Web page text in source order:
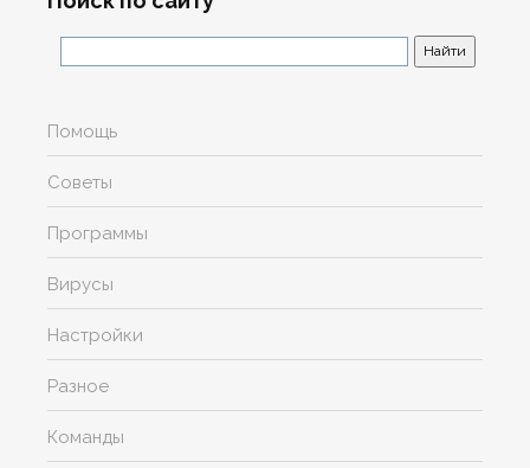
Помощь
Советы
Программы
Вирусы
Настройки
Разное
Команды